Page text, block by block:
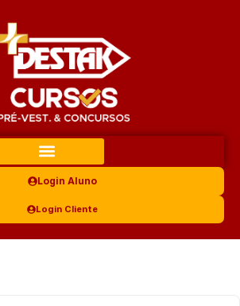
Login Aluno
Login Cliente